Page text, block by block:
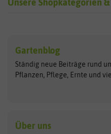
Unsere Shopkategorien
Exotische Samen
Gemüsesamen
Gründünger
Kräutersamen
Arche Noah
ASB Greenworld
Benary
Gartenblog
Ständig neue Beiträge rund
Pflanzen, Pflege, Ernte und
Über uns